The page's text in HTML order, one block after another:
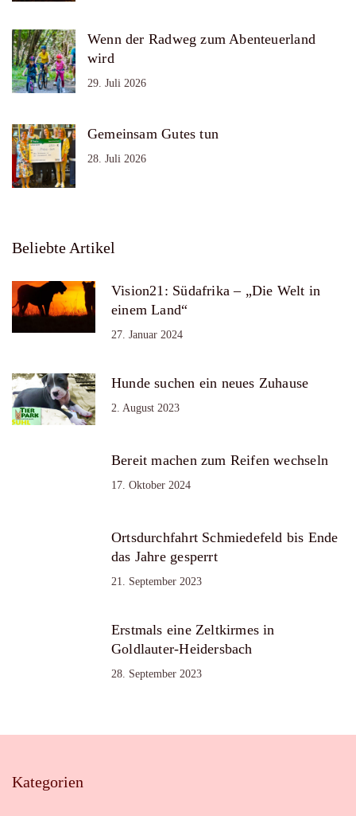
Wenn der Radweg zum Abenteuerland
wird
29. Juli 2026
Gemeinsam Gutes tun
28. Juli 2026
Beliebte Artikel
Vision21: Südafrika – „Die Welt in
einem Land“
27. Januar 2024
Hunde suchen ein neues Zuhause
2. August 2023
Bereit machen zum Reifen wechseln
17. Oktober 2024
Ortsdurchfahrt Schmiedefeld bis Ende
das Jahre gesperrt
21. September 2023
Erstmals eine Zeltkirmes in
Goldlauter-Heidersbach
28. September 2023
Kategorien